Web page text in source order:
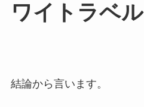
ワイトラベル
結論から言います。